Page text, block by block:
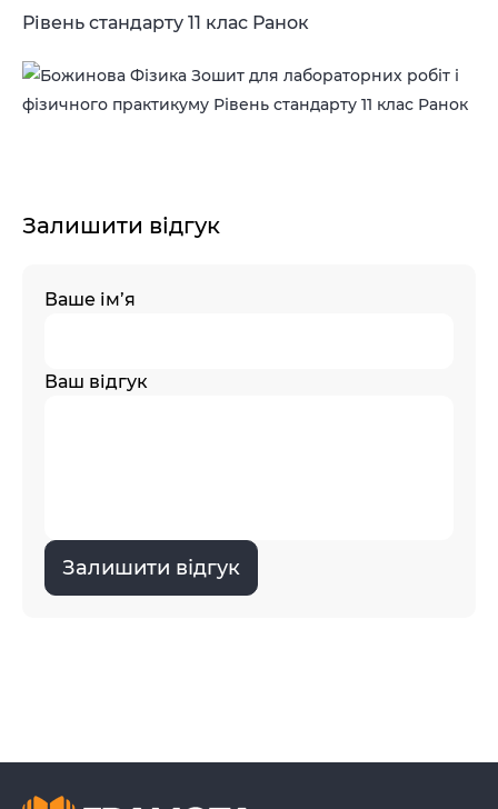
Рівень стандарту 11 клас Ранок
Залишити відгук
Ваше ім’я
Ваш відгук
Залишити відгук